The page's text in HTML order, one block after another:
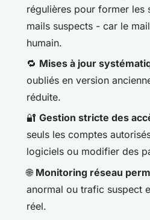
régulières pour former les
mails suspects - car le
humain.
🔁 Mises à jour
oubliés en version
réduite.
🔐 Gestion stricte des
seuls les comptes
logiciels ou modifier des
🌐 Monitoring réseau
anormal ou trafic suspect
réel.